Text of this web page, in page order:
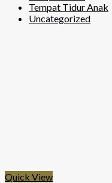
Tempat Tidur Anak
Uncategorized
Quick View